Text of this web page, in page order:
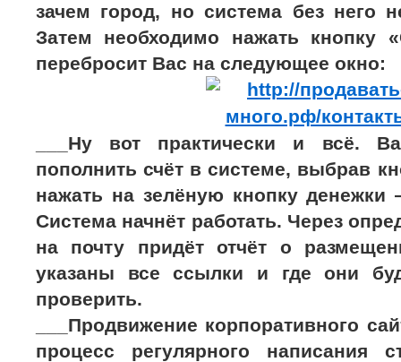
зачем город, но система без него
Затем необходимо нажать кнопку
перебросит Вас на следующее окно:
___Ну вот практически и всё.
пополнить счёт в системе, выбрав
нажать на зелёную кнопку денежки
Система начнёт работать. Через
на почту придёт отчёт о
указаны все ссылки и где они
проверить.
___Продвижение корпоративного
процесс регулярного написания